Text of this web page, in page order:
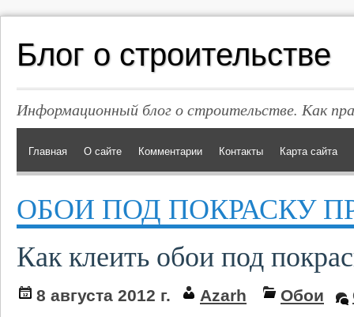
Блог о строительстве
Информационный блог о строительстве. Как
Главная О сайте Комментарии Контакты Карта сайта
ОБОИ ПОД ПОКРАСКУ
Как клеить обои под
8 августа 2012 г. Azarh Обои